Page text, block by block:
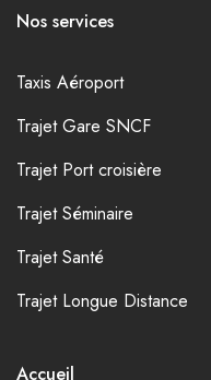
Nos services
Taxis Aéroport
Trajet Gare SNCF
Trajet Port croisière
Trajet Séminaire
Trajet Santé
Trajet Longue Distance
Accueil